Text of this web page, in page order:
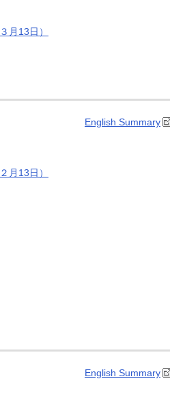
月13日）
English Summary
月13日）
English Summary